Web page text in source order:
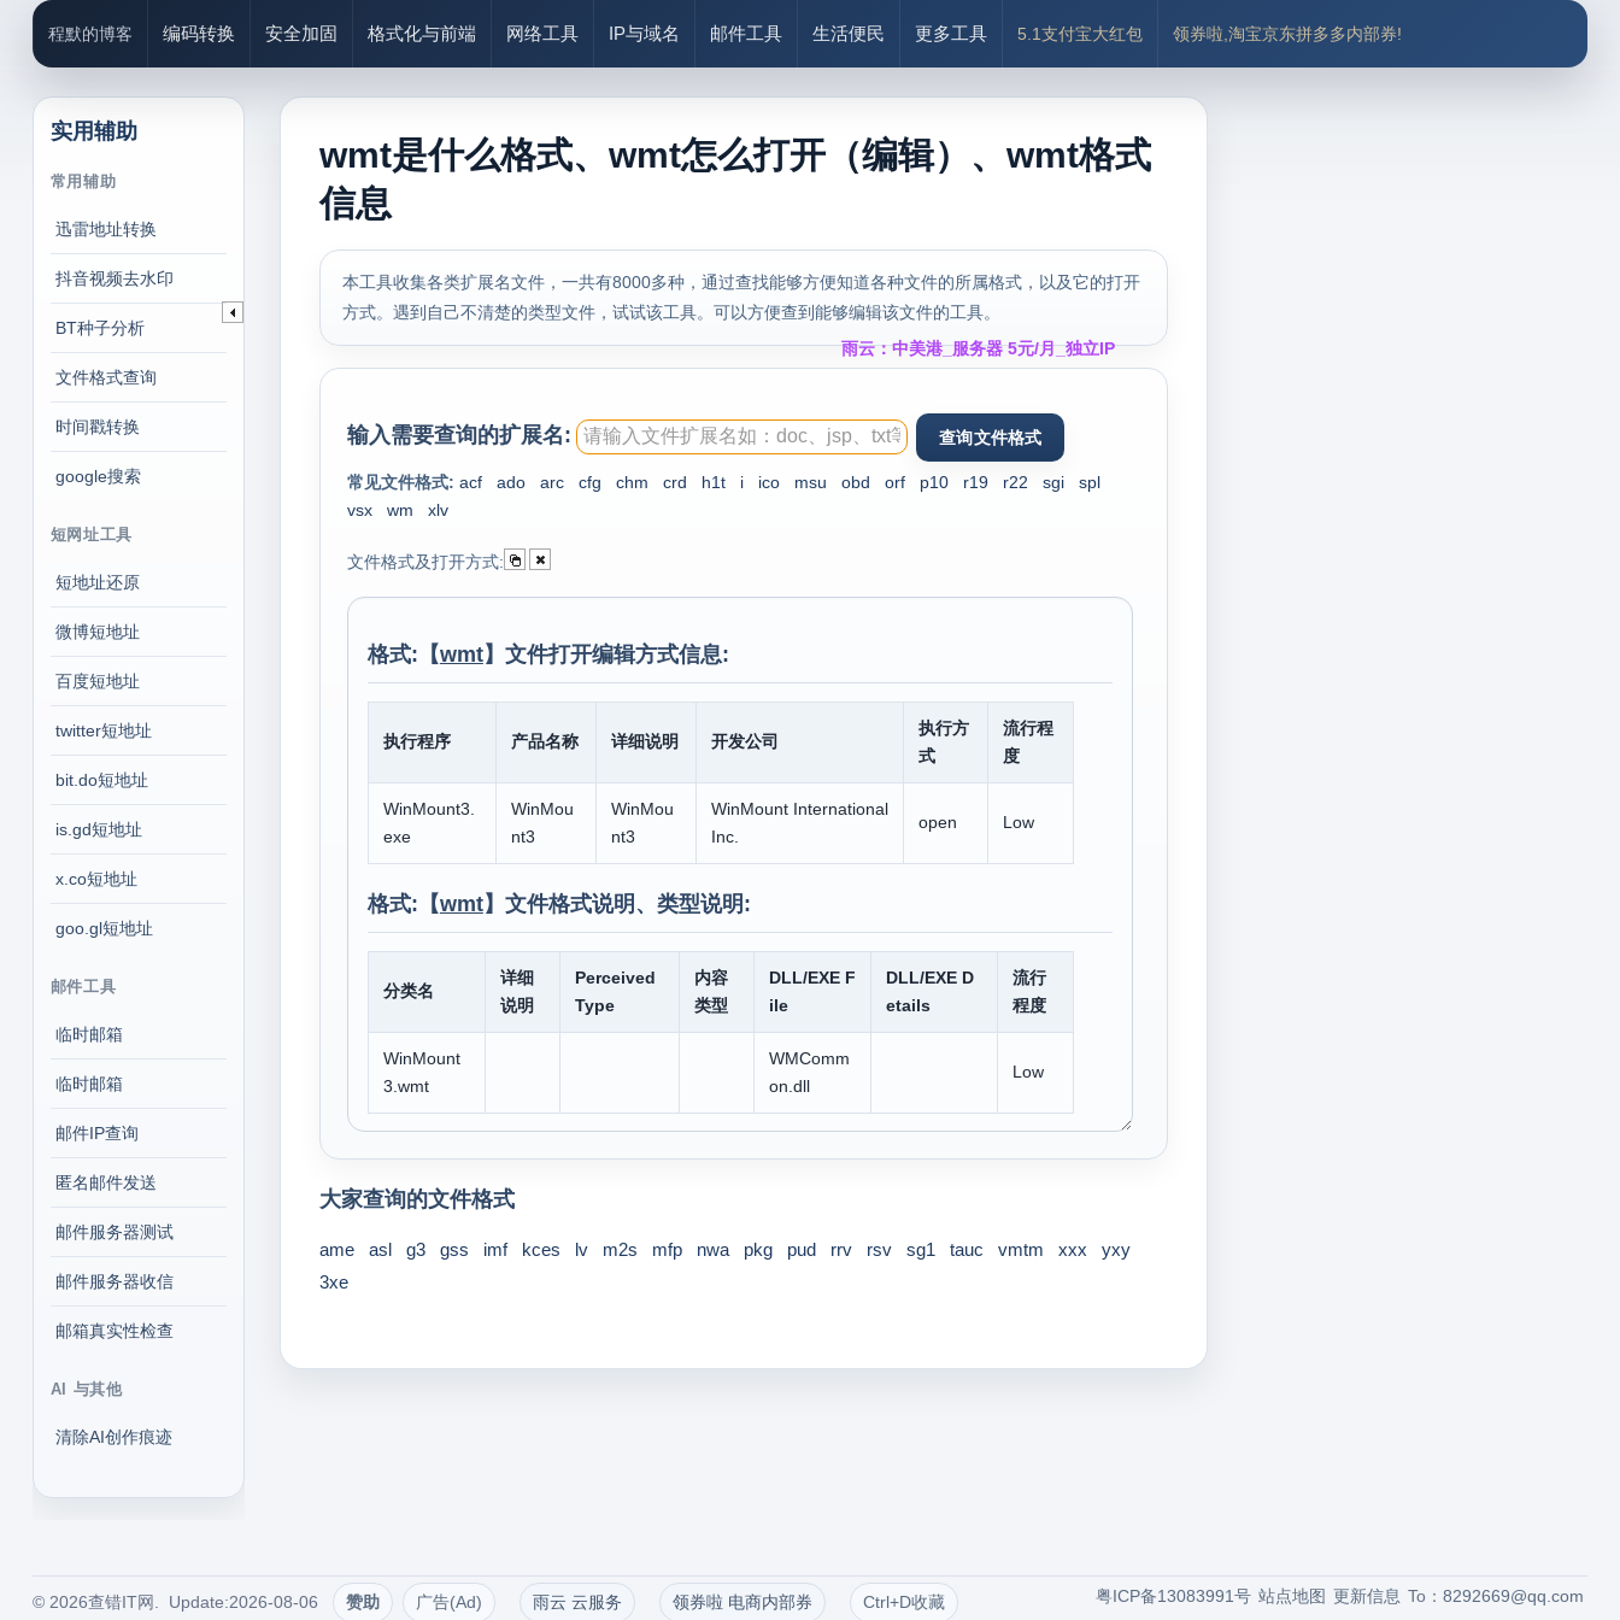
程默的博客 编码转换 安全加固 格式化与前端 网络工具 IP与域名 邮件工具 生活便民 更多工具 5.1支付宝大红包 领券啦,淘宝京东拼多多内部券!
实用辅助
常用辅助
迅雷地址转换
抖音视频去水印
BT种子分析
文件格式查询
时间戳转换
google搜索
短网址工具
短地址还原
微博短地址
百度短地址
twitter短地址
bit.do短地址
is.gd短地址
x.co短地址
goo.gl短地址
邮件工具
临时邮箱
临时邮箱
邮件IP查询
匿名邮件发送
邮件服务器测试
邮件服务器收信
邮箱真实性检查
AI 与其他
清除AI创作痕迹
wmt是什么格式、wmt怎么打开（编辑）、wmt格式
信息
本工具收集各类扩展名文件，一共有8000多种，通过查找能够方便知道各种文件的所属格式，以及它的打开
方式。遇到自己不清楚的类型文件，试试该工具。可以方便查到能够编辑该文件的工具。
雨云：中美港_服务器 5元/月_独立IP
输入需要查询的扩展名:
常见文件格式: acf ado arc cfg chm crd h1t i ico msu obd orf p10 r19 r22 sgi
spl
vsx
wm xlv
文件格式及打开方式:
格式:【wmt】文件打开编辑方式信息:
执行程序 产品名称 详细说明 开发公司
执行方
式
流行程
度
WinMount3.
exe
WinMou
nt3
WinMou
nt3
WinMount International
Inc.
open Low
格式:【wmt】文件格式说明、类型说明:
分类名
详细
说明
Perceived
Type
内容
类型
DLL/EXE F
ile
DLL/EXE D
etails
流行
程度
WinMount
3.wmt
WMComm
on.dll
Low
大家查询的文件格式
ame asl g3 gss imf kces lv m2s mfp nwa pkg pud rrv rsv sg1 tauc vmtm xxx
yxy
3xe
© 2026查错IT网. Update:2026-08-06 赞助 广告(Ad) 雨云 云服务 领券啦 电商内部券 Ctrl+D收藏 To：8292669@qq.com
更新信息
站点地图
粤ICP备13083991号